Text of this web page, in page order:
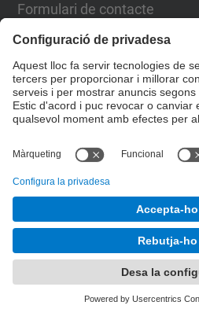
Formulari de contacte
Llista Xarxes
© UPCEscola Politècnica Superior
Desenvolupat amb